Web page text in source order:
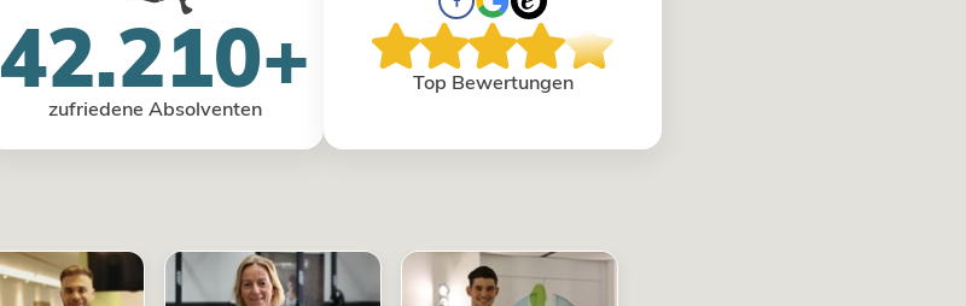
42.210+
zufriedene Absolventen
Top Bewertungen